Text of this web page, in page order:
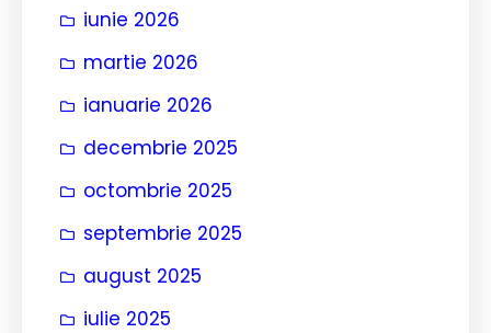
iunie 2026
martie 2026
ianuarie 2026
decembrie 2025
octombrie 2025
septembrie 2025
august 2025
iulie 2025